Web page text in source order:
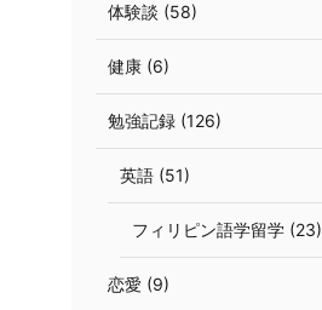
体験談 (58)
健康 (6)
勉強記録 (126)
英語 (51)
フィリピン語学留学 (23)
恋愛 (9)